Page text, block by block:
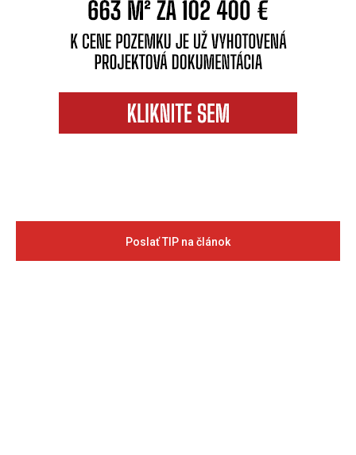
Poslať TIP na článok